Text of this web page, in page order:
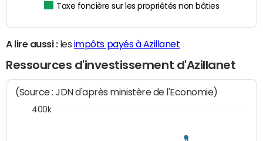
Taxe foncière sur les propriétés non bâties
A lire aussi :les impôts payés à Azillanet
Ressources d'investissement d'Azillanet
(Source : JDN d'après ministère de l'Economie)
400k